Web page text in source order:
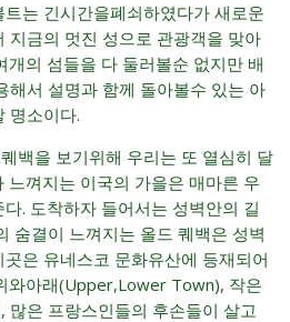
는 긴시간을폐쇠하였다가 새로운
지금의 멋진 성으로 관광객을 맞아
개의 섬들을 다 둘러볼순 없지만 배
해서 설명과 함께 돌아볼수 있는 아
명소이다.
백을 보기위해 우리는 또 열심히 달
느껴지는 이국의 가을은 매마른 우
. 도착하자 들어서는 성벽안의 길
숨결이 느껴지는 올드 퀘백은 성벽
은 유네스코 문화유산에 등재되어
와아래(Upper,Lower Town), 작은
많은 프랑스인들의 후손들이 살고